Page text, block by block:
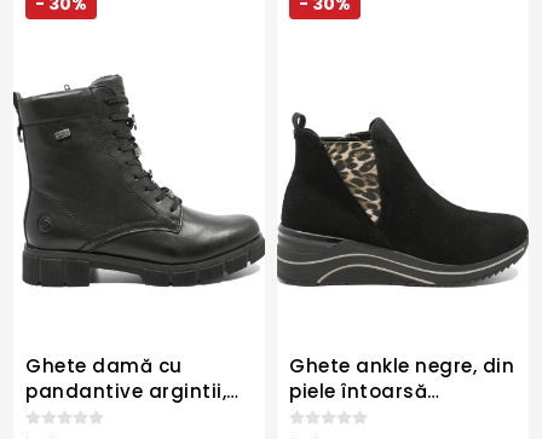
Ghete damă cu
pandantive argintii,
negre din piele
Ghete ankle negre, din
piele întoarsă
REMD0T75-04